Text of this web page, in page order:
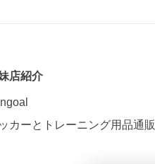
店紹介
カーとトレーニング用品通販